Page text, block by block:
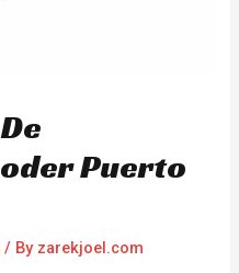
Puerto
/ By zarekjoel.com